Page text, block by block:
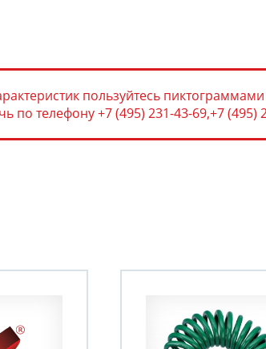
пользуйтесь
телефону +7 (495) 231-43-69,+7 (495)